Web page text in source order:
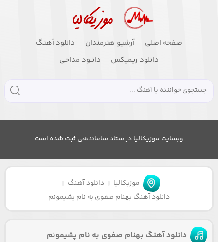
صفحه اصلی آرشیو هنرمندان
دانلود آهنگ
دانلود ریمیکس
دانلود مداحی
وبسایت موزیکالیا در ستاد ساماندهی ثبت شده است
موزیکالیا
دانلود آهنگ
دانلود آهنگ بهنام صفوی به نام پشیمونم
دانلود آهنگ بهنام صفوی به نام پشیمونم